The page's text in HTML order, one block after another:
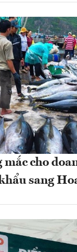
mắc cho
sang